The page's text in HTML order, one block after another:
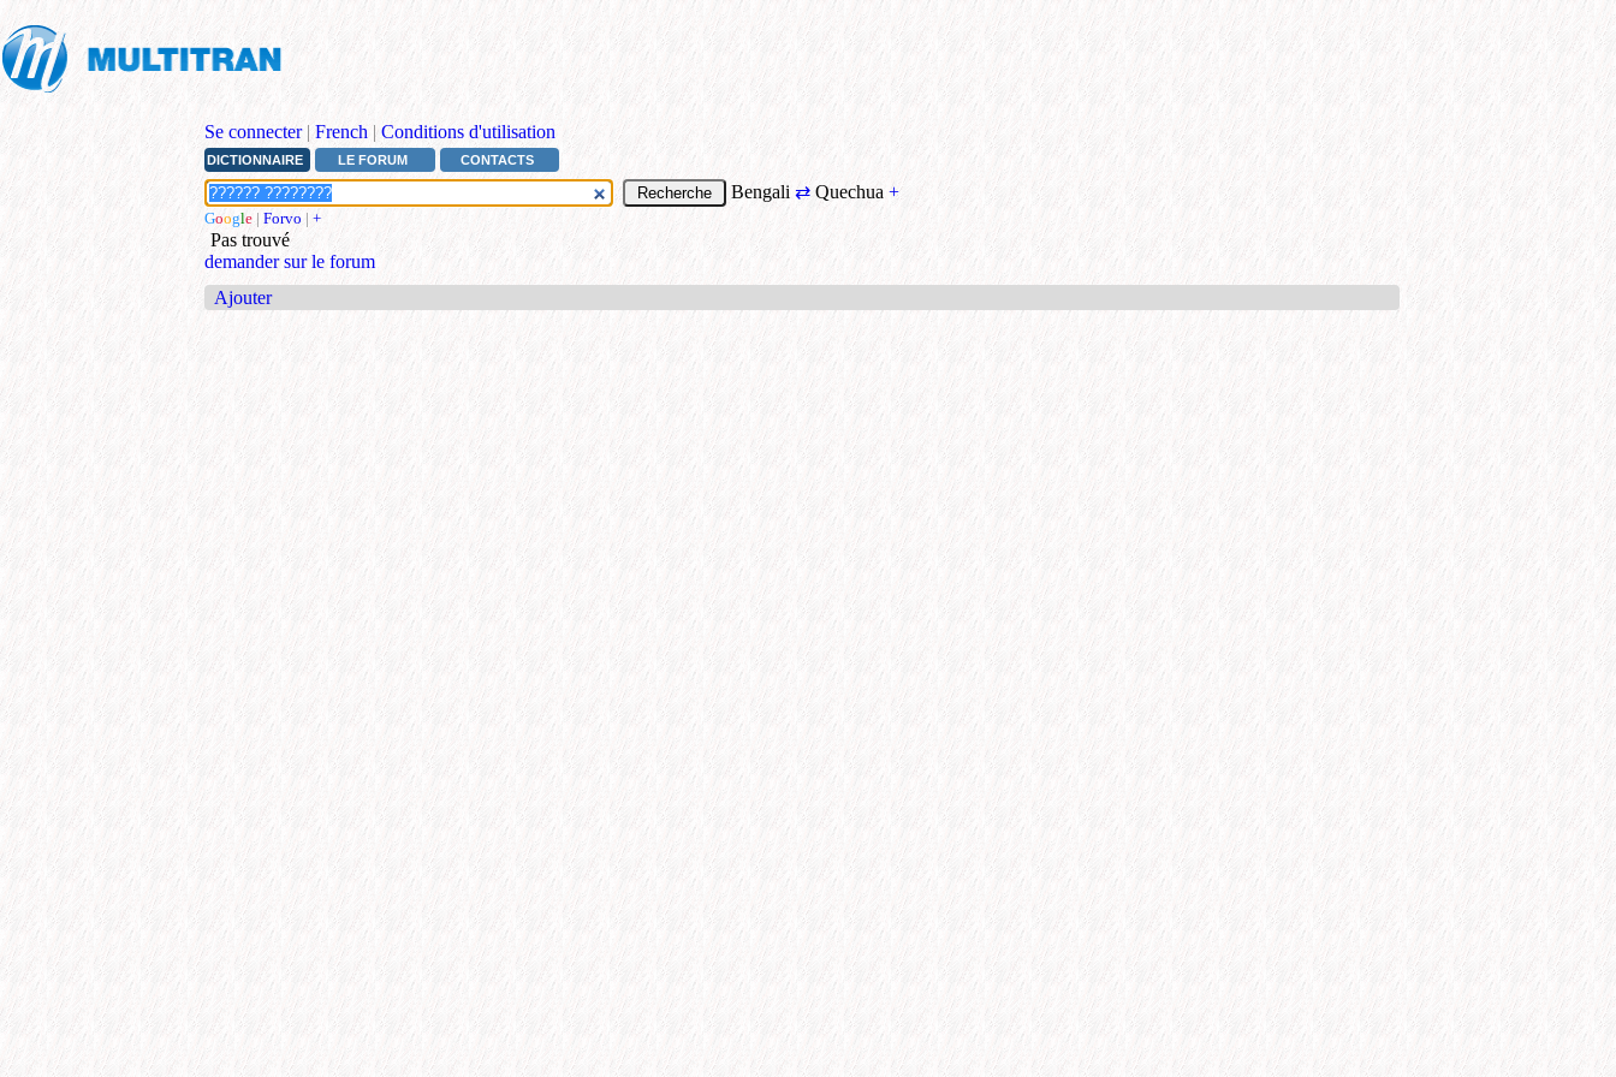
Se connecter | French | Conditions d'utilisation
DICTIONNAIRE LE FORUM CONTACTS
Bengali ⇄ Quechua +
Google | Forvo | +
Pas trouvé
demander sur le forum
Ajouter